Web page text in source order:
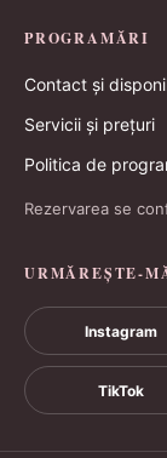
PROGRAMĂRI
Contact și
Servicii și prețuri
Politica de
Rezervarea se
URMĂREȘTE-
Instagram
TikTok